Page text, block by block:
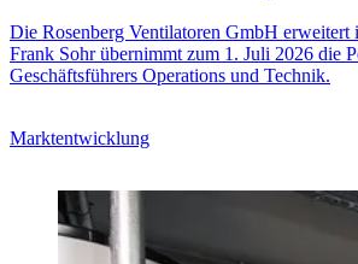
Die Rosenberg Ventilatoren GmbH erweitert
Frank Sohr übernimmt zum 1. Juli 2026 die
Geschäftsführers Operations und Technik.
Marktentwicklung